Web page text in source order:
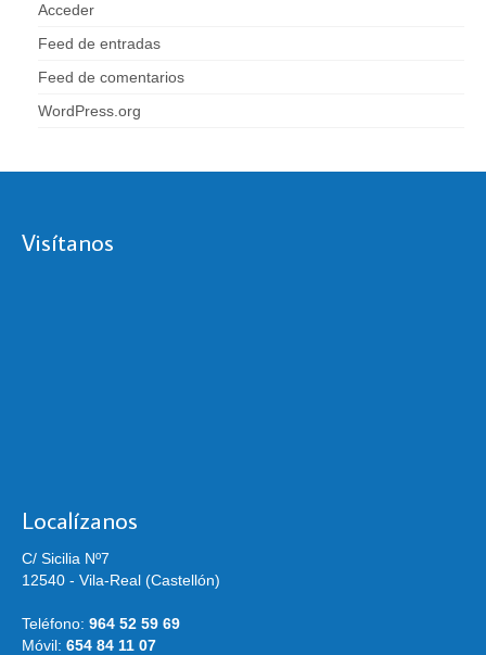
Acceder
Feed de entradas
Feed de comentarios
WordPress.org
Visítanos
Localízanos
C/ Sicilia Nº7
12540 - Vila-Real (Castellón)
Teléfono: 964 52 59 69
Móvil: 654 84 11 07